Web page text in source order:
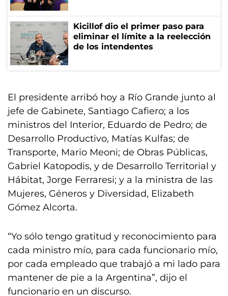
Kicillof dio el primer paso para
eliminar el límite a la reelección
de los intendentes
El presidente arribó hoy a Río Grande junto al
jefe de Gabinete, Santiago Cafiero; a los
ministros del Interior, Eduardo de Pedro; de
Desarrollo Productivo, Matías Kulfas; de
Transporte, Mario Meoni; de Obras Públicas,
Gabriel Katopodis, y de Desarrollo Territorial y
Hábitat, Jorge Ferraresi; y a la ministra de las
Mujeres, Géneros y Diversidad, Elizabeth
Gómez Alcorta.
“Yo sólo tengo gratitud y reconocimiento para
cada ministro mío, para cada funcionario mío,
por cada empleado que trabajó a mi lado para
mantener de pie a la Argentina”, dijo el
funcionario en un discurso.